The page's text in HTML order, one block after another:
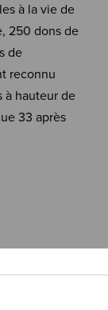
à la vie de
250 dons de
de
reconnu
à hauteur de
33 après